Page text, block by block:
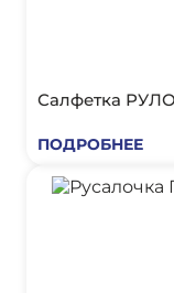
Салфетка
ПОДРОБНЕЕ